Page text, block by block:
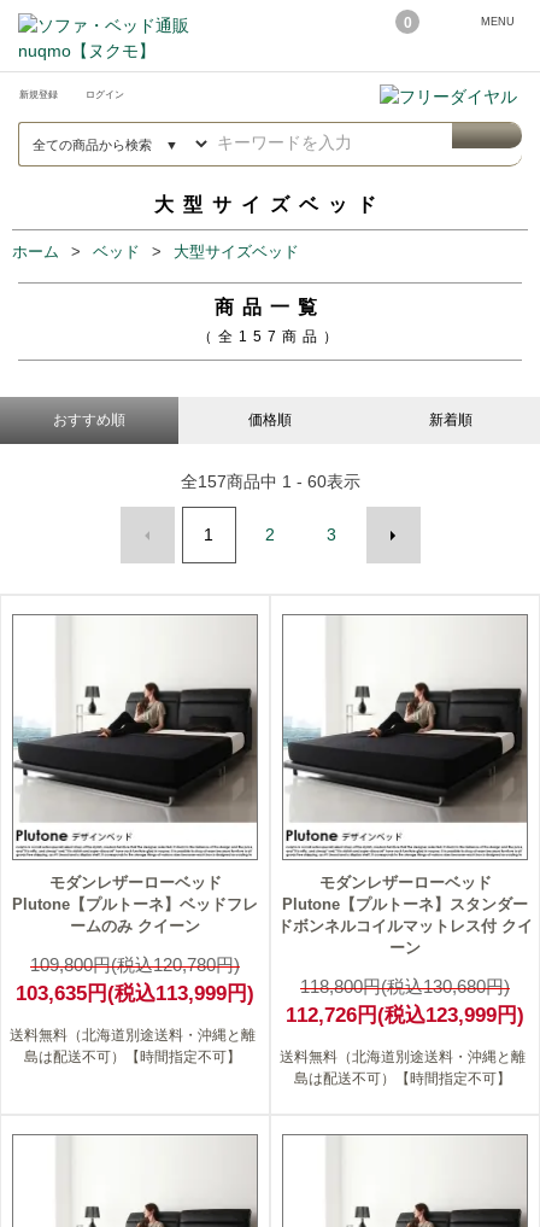
0 MENU
新規登録 ログイン
大型サイズベッド
ホーム ベッド 大型サイズベッド
商品一覧
（全157商品）
おすすめ順 価格順 新着順
全157商品中 1 - 60表示
1 2 3
モダンレザーローベッド
Plutone【プルトーネ】ベッドフレ
ームのみ クイーン
109,800円(税込120,780円)
103,635円(税込113,999円)
送料無料（北海道別途送料・沖縄と離
島は配送不可）【時間指定不可】
モダンレザーローベッド
Plutone【プルトーネ】スタンダー
ドボンネルコイルマットレス付 クイ
ーン
118,800円(税込130,680円)
112,726円(税込123,999円)
送料無料（北海道別途送料・沖縄と離
島は配送不可）【時間指定不可】